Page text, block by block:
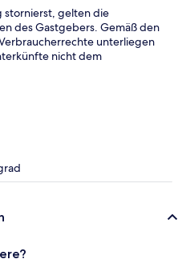
stornierst, gelten die
des Gastgebers. Gemäß den
unterliegen
nicht dem